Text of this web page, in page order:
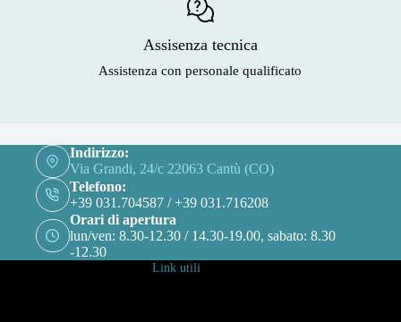
Assisenza tecnica
Assistenza con personale qualificato
Indirizzo:
Via Grandi, 24/c 22063 Cantù (CO)
Telefono:
+39 031.704587 / +39 031.716208
Orari di apertura
lun/ven: 8.30-12.30 / 14.30-19.00, sabato: 8.30
-12.30
Link utili